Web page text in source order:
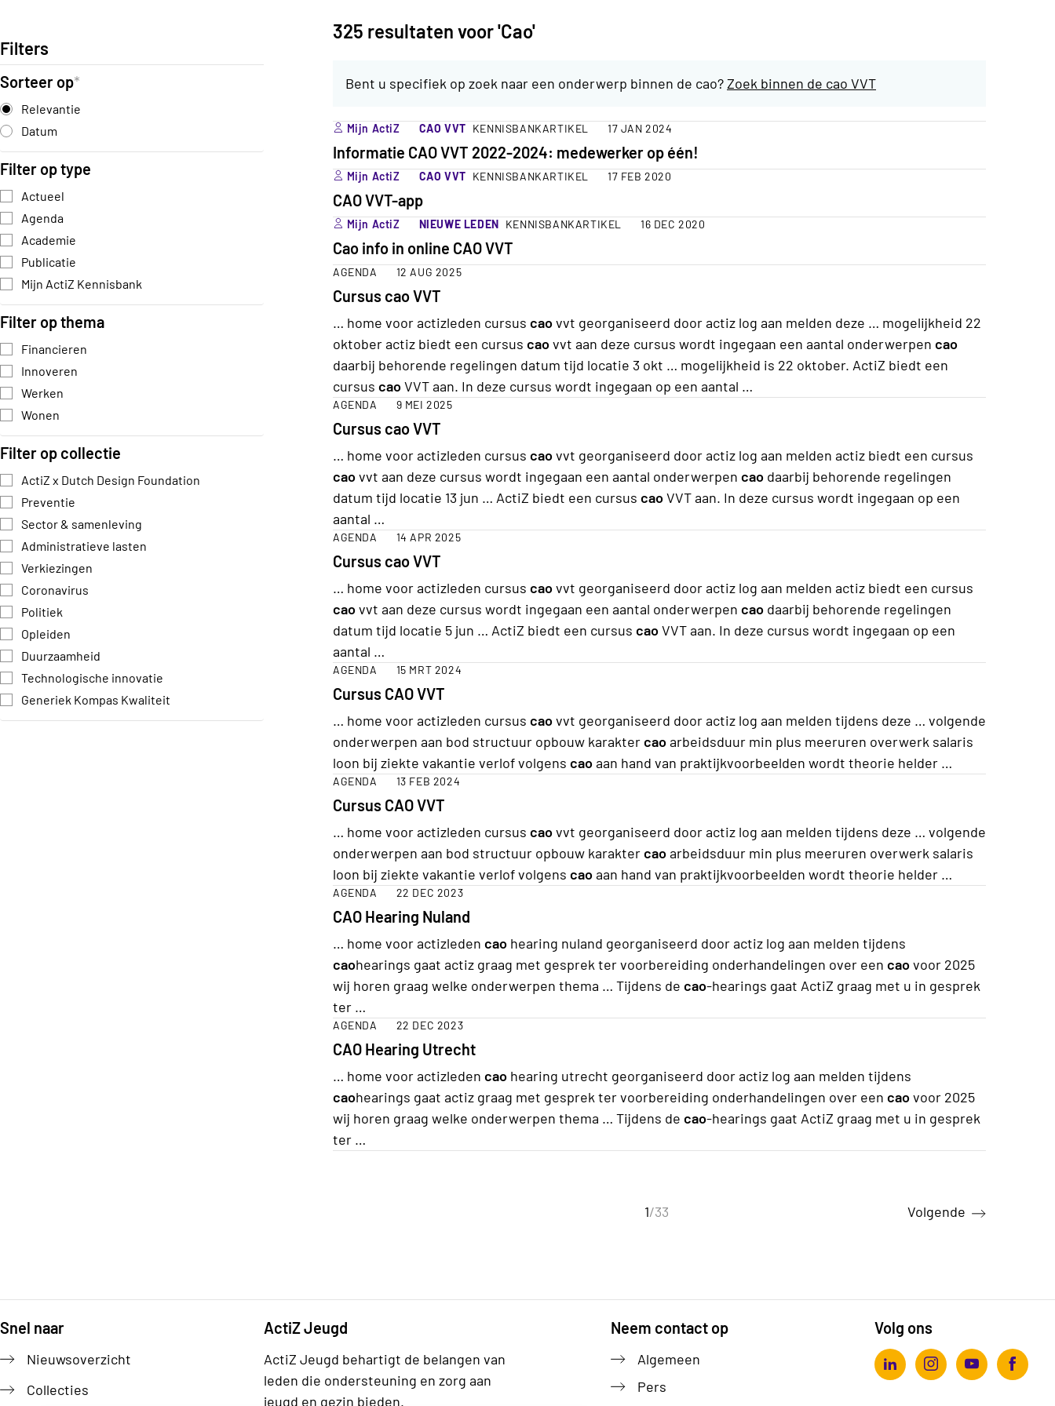
325 resultaten voor 'Cao'
Bent u specifiek op zoek naar een onderwerp binnen de cao?Zoek binnen de cao VVT
Informatie CAO VVT 2022-2024: medewerker op één!
Mijn ActiZ CAO VVT KENNISBANKARTIKEL 17 JAN 2024
CAO VVT-app
Mijn ActiZ CAO VVT KENNISBANKARTIKEL 17 FEB 2020
Cao info in online CAO VVT
Mijn ActiZ NIEUWE LEDEN KENNISBANKARTIKEL 16 DEC 2020
Cursus cao VVT
AGENDA 12 AUG 2025
… home voor actizleden cursus caovvt georganiseerd door actiz log aan melden deze … mogelijkheid 22
oktober actiz biedt een cursus caovvt aan deze cursus wordt ingegaan een aantal onderwerpen cao
daarbij behorende regelingen datum tijd locatie 3 okt … mogelijkheid is 22 oktober. ActiZ biedt een
cursus caoVVT aan. In deze cursus wordt ingegaan op een aantal …
Cursus cao VVT
AGENDA 9 MEI 2025
… home voor actizleden cursus caovvt georganiseerd door actiz log aan melden actiz biedt een cursus
caovvt aan deze cursus wordt ingegaan een aantal onderwerpen cao daarbij behorende regelingen
datum tijd locatie 13 jun … ActiZ biedt een cursus caoVVT aan. In deze cursus wordt ingegaan op een
aantal …
Cursus cao VVT
AGENDA 14 APR 2025
… home voor actizleden cursus caovvt georganiseerd door actiz log aan melden actiz biedt een cursus
caovvt aan deze cursus wordt ingegaan een aantal onderwerpen cao daarbij behorende regelingen
datum tijd locatie 5 jun … ActiZ biedt een cursus caoVVT aan. In deze cursus wordt ingegaan op een
aantal …
Cursus CAO VVT
AGENDA 15 MRT 2024
… home voor actizleden cursus caovvt georganiseerd door actiz log aan melden tijdens deze … volgende
onderwerpen aan bod structuur opbouw karaktercaoarbeidsduur min plus meeruren overwerk salaris
loon bij ziekte vakantie verlof volgens caoaan hand van praktijkvoorbeelden wordt theorie helder …
Cursus CAO VVT
AGENDA 13 FEB 2024
… home voor actizleden cursus caovvt georganiseerd door actiz log aan melden tijdens deze … volgende
onderwerpen aan bod structuur opbouw karaktercaoarbeidsduur min plus meeruren overwerk salaris
loon bij ziekte vakantie verlof volgens caoaan hand van praktijkvoorbeelden wordt theorie helder …
CAO Hearing Nuland
AGENDA 22 DEC 2023
… home voor actizleden cao hearing nuland georganiseerd door actiz log aan melden tijdens
caohearings gaat actiz graag met gesprek ter voorbereiding onderhandelingen over een caovoor 2025
wij horen graag welke onderwerpen thema … Tijdens de cao-hearings gaat ActiZ graag met u in gesprek
ter …
CAO Hearing Utrecht
AGENDA 22 DEC 2023
… home voor actizleden cao hearing utrecht georganiseerd door actiz log aan melden tijdens
caohearings gaat actiz graag met gesprek ter voorbereiding onderhandelingen over een caovoor 2025
wij horen graag welke onderwerpen thema … Tijdens de cao-hearings gaat ActiZ graag met u in gesprek
ter …
Huidige pagina
1/33 Volgende
Filters
Sorteer op
Relevantie
Datum
Filter op type
Actueel
Agenda
Academie
Publicatie
Mijn ActiZ Kennisbank
Filter op thema
Financieren
Innoveren
Werken
Wonen
Filter op collectie
ActiZ x Dutch Design Foundation
Preventie
Sector & samenleving
Administratieve lasten
Verkiezingen
Coronavirus
Politiek
Opleiden
Duurzaamheid
Technologische innovatie
Generiek Kompas Kwaliteit
Snel naar
Nieuwsoverzicht
Collecties
ActiZ Jeugd
ActiZ Jeugd behartigt de belangen van
leden die ondersteuning en zorg aan
jeugd en gezin bieden.
Neem contact op
Algemeen
Pers
Volg ons
Actiz linkedinActiz instagram
Actiz youtube
Actiz